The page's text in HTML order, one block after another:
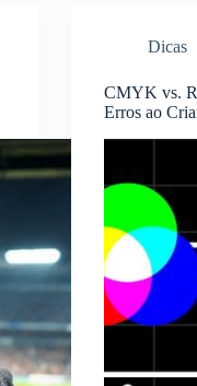
Dicas
CMYK vs.
Erros ao